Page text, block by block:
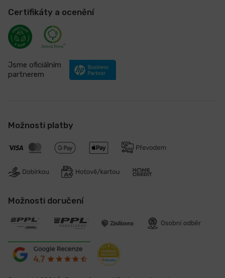
Certifikáty a ocenění
Jsme oficiálním
partnerem
Možnosti platby
Možnosti doručení